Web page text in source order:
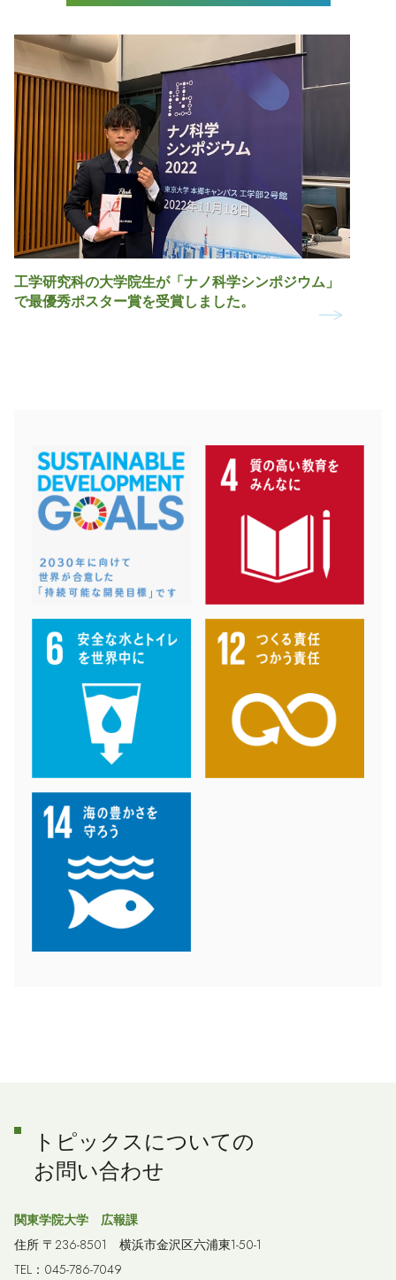
工学研究科の大学院生が「ナノ科学シンポジウム」
で最優秀ポスター賞を受賞しました。
トピックスについての
お問い合わせ
関東学院大学 広報課
住所 〒236-8501 横浜市金沢区六浦東1-50-1
TEL：045-786-7049